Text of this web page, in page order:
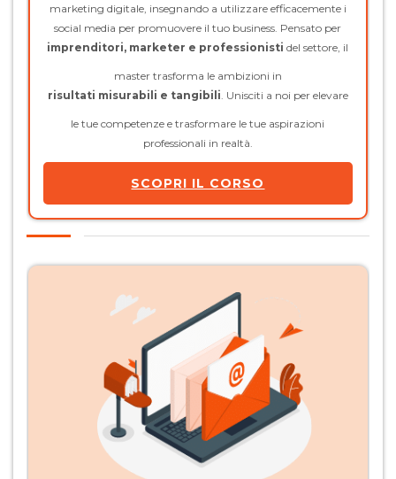
marketing digitale, insegnando a utilizzare efficacemente i
social media per promuovere il tuo business. Pensato per
imprenditori, marketer e professionisti del settore, il
master trasforma le ambizioni in
risultati misurabili e tangibili. Unisciti a noi per elevare
le tue competenze e trasformare le tue aspirazioni
professionali in realtà.
SCOPRI IL CORSO